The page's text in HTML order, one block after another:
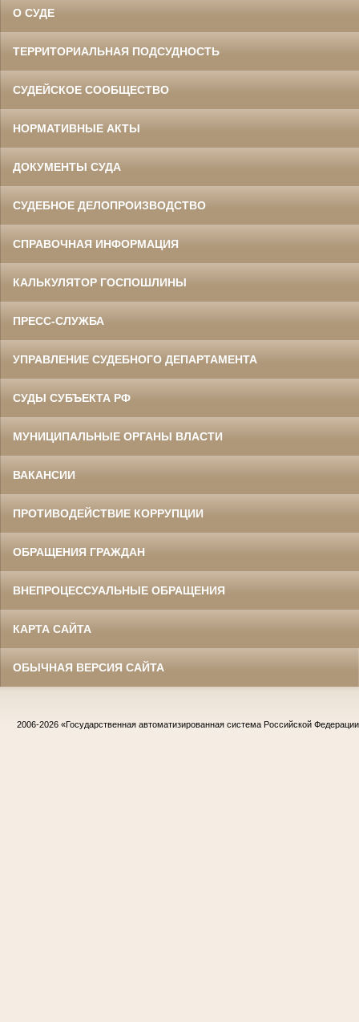
О СУДЕ
ТЕРРИТОРИАЛЬНАЯ ПОДСУДНОСТЬ
СУДЕЙСКОЕ СООБЩЕСТВО
НОРМАТИВНЫЕ АКТЫ
ДОКУМЕНТЫ СУДА
СУДЕБНОЕ ДЕЛОПРОИЗВОДСТВО
СПРАВОЧНАЯ ИНФОРМАЦИЯ
КАЛЬКУЛЯТОР ГОСПОШЛИНЫ
ПРЕСС-СЛУЖБА
УПРАВЛЕНИЕ СУДЕБНОГО ДЕПАРТАМЕНТА
СУДЫ СУБЪЕКТА РФ
МУНИЦИПАЛЬНЫЕ ОРГАНЫ ВЛАСТИ
ВАКАНСИИ
ПРОТИВОДЕЙСТВИЕ КОРРУПЦИИ
ОБРАЩЕНИЯ ГРАЖДАН
ВНЕПРОЦЕССУАЛЬНЫЕ ОБРАЩЕНИЯ
КАРТА САЙТА
ОБЫЧНАЯ ВЕРСИЯ САЙТА
2006-2026 «Государственная автоматизированная система Российской